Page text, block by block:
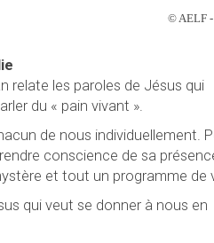
© AELF -
relate les paroles de Jésus qui
du « pain vivant ».
de nous individuellement.
conscience de sa
et tout un programme de
qui veut se donner à nous en